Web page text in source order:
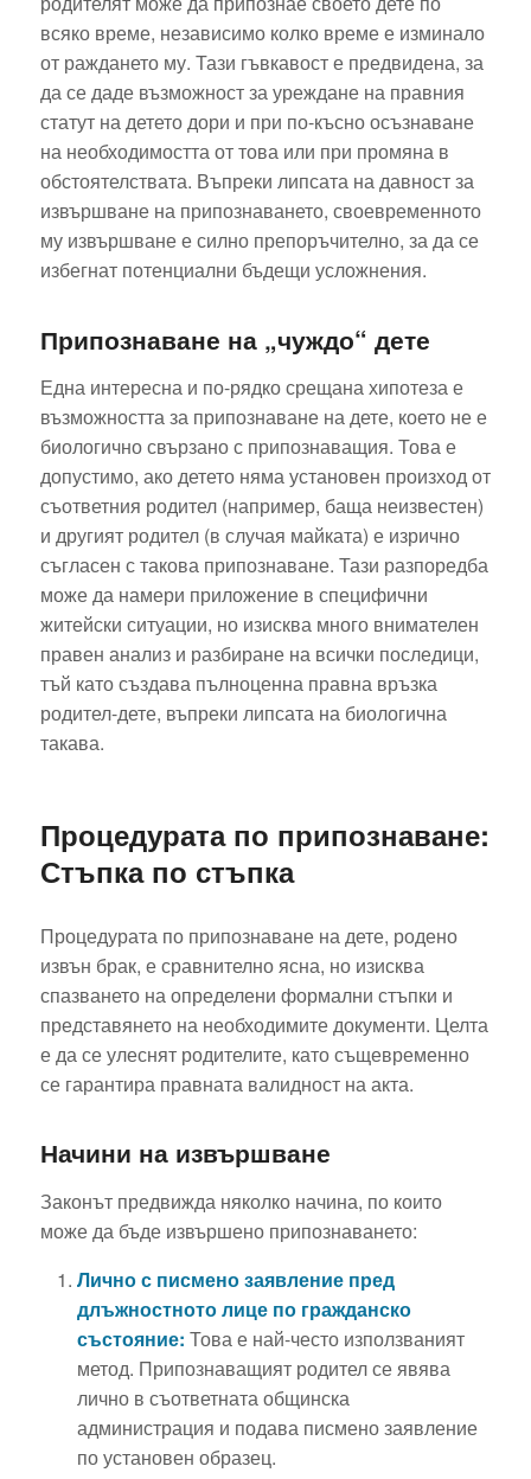
всяко време, независимо колко време е изминало
от раждането му. Тази гъвкавост е предвидена, за
да се даде възможност за уреждане на правния
статут на детето дори и при по-късно осъзнаване
на необходимостта от това или при промяна в
обстоятелствата. Въпреки липсата на давност за
извършване на припознаването, своевременното
му извършване е силно препоръчително, за да се
избегнат потенциални бъдещи усложнения.
Припознаване на „чуждо“ дете
Една интересна и по-рядко срещана хипотеза е
възможността за припознаване на дете, което не е
биологично свързано с припознаващия. Това е
допустимо, ако детето няма установен произход от
съответния родител (например, баща неизвестен)
и другият родител (в случая майката) е изрично
съгласен с такова припознаване. Тази разпоредба
може да намери приложение в специфични
житейски ситуации, но изисква много внимателен
правен анализ и разбиране на всички последици,
тъй като създава пълноценна правна връзка
родител-дете, въпреки липсата на биологична
такава.
Процедурата по припознаване:
Стъпка по стъпка
Процедурата по припознаване на дете, родено
извън брак, е сравнително ясна, но изисква
спазването на определени формални стъпки и
представянето на необходимите документи. Целта
е да се улеснят родителите, като същевременно
се гарантира правната валидност на акта.
Начини на извършване
Законът предвижда няколко начина, по които
може да бъде извършено припознаването:
Лично с писмено заявление пред
длъжностното лице по гражданско
състояние: Това е най-често използваният
метод. Припознаващият родител се явява
лично в съответната общинска
администрация и подава писмено заявление
по установен образец.